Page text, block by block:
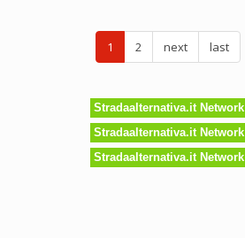
1 2 next last
Stradaalternativa.it Network
Stradaalternativa.it Network
Stradaalternativa.it Network